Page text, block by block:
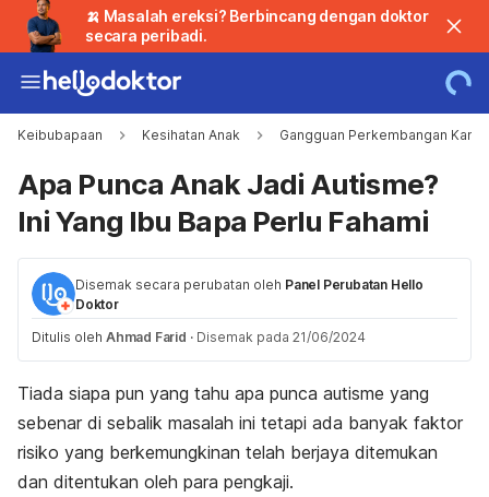
🍌 Masalah ereksi? Berbincang dengan doktor
secara peribadi.
Keibubapaan Kesihatan Anak Gangguan Perkembangan
Apa Punca Anak Jadi Autisme?
Ini Yang Ibu Bapa Perlu Fahami
Disemak secara perubatan oleh Panel Perubatan Hello
Doktor
Ditulis oleh Ahmad Farid · Disemak pada 21/06/2024
Tiada siapa pun yang tahu apa punca autisme yang
sebenar di sebalik masalah ini tetapi ada banyak faktor
risiko yang berkemungkinan telah berjaya ditemukan
dan ditentukan oleh para pengkaji.